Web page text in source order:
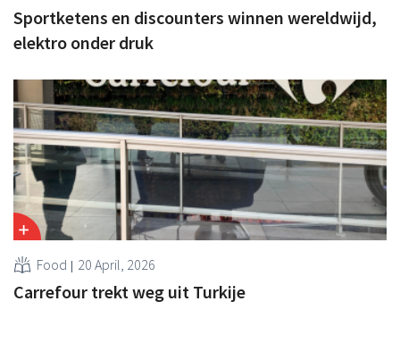
Sportketens en discounters winnen wereldwijd,
elektro onder druk
Food 20 April, 2026
Carrefour trekt weg uit Turkije